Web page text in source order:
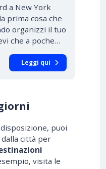
a New York
prima cosa che
organizzi il tuo
che a poche…
Leggi qui
puoi
città per
visita le